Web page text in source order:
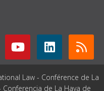
Law - Conférence de La
de La Haya de